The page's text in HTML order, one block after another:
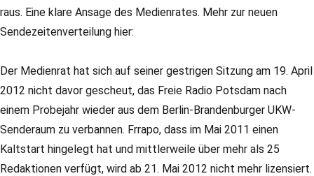
raus. Eine klare Ansage des Medienrates. Mehr zur neuen
Sendezeitenverteilung hier:
Der Medienrat hat sich auf seiner gestrigen Sitzung am 19. April
2012 nicht davor gescheut, das Freie Radio Potsdam nach
einem Probejahr wieder aus dem Berlin-Brandenburger UKW-
Senderaum zu verbannen. Frrapo, dass im Mai 2011 einen
Kaltstart hingelegt hat und mittlerweile über mehr als 25
Redaktionen verfügt, wird ab 21. Mai 2012 nicht mehr lizensiert.